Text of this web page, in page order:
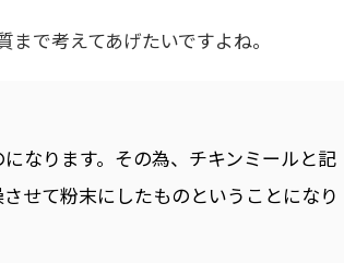
で考えてあげたいですよね。
なります。その為、チキンミールと記
せて粉末にしたものということになり